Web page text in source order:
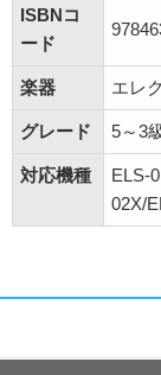
ISBNコ
ード
楽器 エレ
グレード 5～3
対応機種
ELS-
02X/